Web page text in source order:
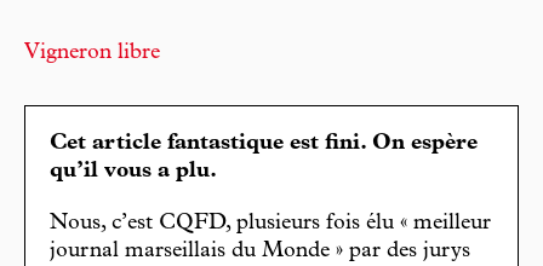
Vigneron libre
Cet article fantastique est fini. On espère
qu’il vous a plu.
Nous, c’est CQFD, plusieurs fois élu « meilleur
journal marseillais du Monde » par des jurys